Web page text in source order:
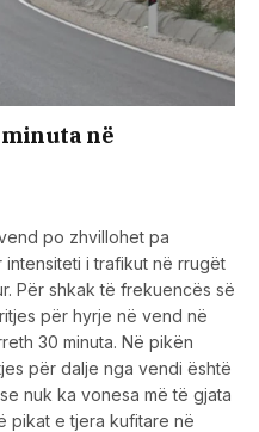
minuta në
po zhvillohet pa
i trafikut në rrugët
Për shkak të frekuencës së
për hyrje në vend në
30 minuta. Në pikën
për dalje nga vendi është
nuk ka vonesa më të gjata
pikat e tjera kufitare në